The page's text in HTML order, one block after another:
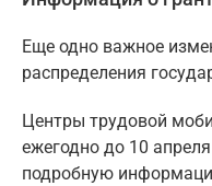
Еще одно важное
распределения
Центры трудовой
ежегодно до 10
подробную